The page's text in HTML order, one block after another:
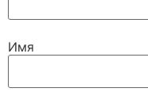
Имя